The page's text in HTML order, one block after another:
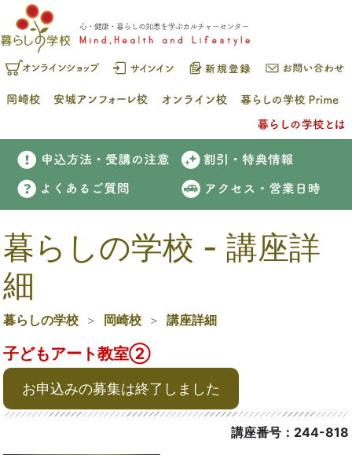
暮らしの学校 - 講座詳
細
暮らしの学校 岡崎校 講座詳細
子どもアート教室②
お申込みの募集は終了しました
講座番号：244-818